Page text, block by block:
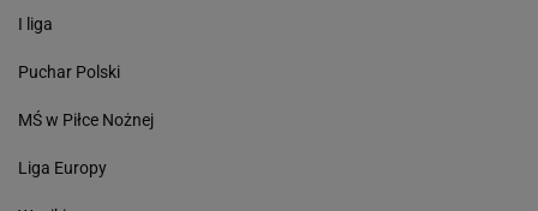
I liga
Puchar Polski
MŚ w Piłce Nożnej
Liga Europy